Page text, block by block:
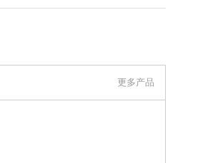
限公司 上看到的信息，谢谢！）
更多产品